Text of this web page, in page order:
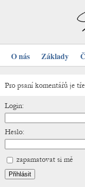
O nás Základy
Pro psaní komentářů je
Login:
Heslo:
zapamatovat si mě